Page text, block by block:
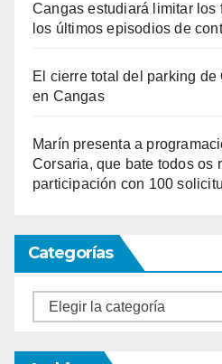
Cangas estudiará limitar los
los últimos episodios de
El cierre total del parking
en Cangas
Marín presenta a
Corsaria, que bate todos os
participación con 100
Categorías
Categorías